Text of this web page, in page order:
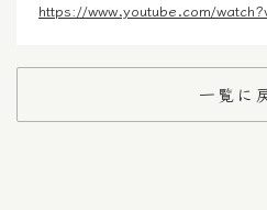
https://www.youtube.com/
一覧に